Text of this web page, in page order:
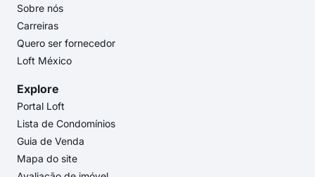
Sobre nós
Carreiras
Quero ser fornecedor
Loft México
Explore
Portal Loft
Lista de Condomínios
Guia de Venda
Mapa do site